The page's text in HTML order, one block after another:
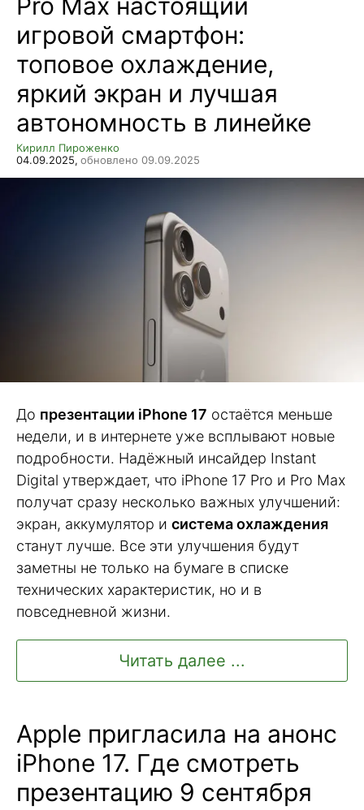
Pro Max настоящий
игровой смартфон:
топовое охлаждение,
яркий экран и лучшая
автономность в линейке
Кирилл Пироженко
04.09.2025, обновлено 09.09.2025
До презентации iPhone 17 остаётся меньше
недели, и в интернете уже всплывают новые
подробности. Надёжный инсайдер Instant
Digital утверждает, что iPhone 17 Pro и Pro Max
получат сразу несколько важных улучшений:
экран, аккумулятор и система охлаждения
станут лучше. Все эти улучшения будут
заметны не только на бумаге в списке
технических характеристик, но и в
повседневной жизни.
Читать далее ...
Apple пригласила на анонс
iPhone 17. Где смотреть
презентацию 9 сентября